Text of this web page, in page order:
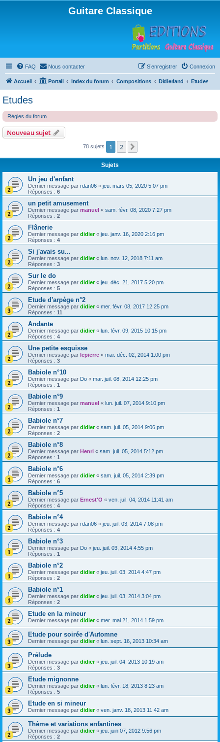
Guitare Classique
FAQ Nous contacter Connexion
S’enregistrer
Accueil Portail Index du forum Compositions Didierland Etudes
Etudes
Règles du forum
Nouveau sujet
78 sujets 1 2
Sujets
Un jeu d'enfant
Dernier message par rdan06 « jeu. mars 05, 2020 5:07 pm
Réponses : 6
un petit amusement
Dernier message par manuel « sam. févr. 08, 2020 7:27 pm
Réponses : 2
Flânerie
Dernier message par didier« jeu. janv. 16, 2020 2:16 pm
Réponses : 4
Si j'avais su...
Dernier message par didier« lun. nov. 12, 2018 7:11 am
Réponses : 3
Sur le do
Dernier message par didier« jeu. déc. 21, 2017 5:20 pm
Réponses : 5
Etude d'arpège n°2
Dernier message par didier« mer. févr. 08, 2017 12:25 pm
Réponses : 11
Andante
Dernier message par didier« lun. févr. 09, 2015 10:15 pm
Réponses : 4
Une petite esquisse
Dernier message par lepierre « mar. déc. 02, 2014 1:00 pm
Réponses : 3
Babiole n°10
Dernier message par Do « mar. juil. 08, 2014 12:25 pm
Réponses : 1
Babiole n°9
Dernier message par manuel « lun. juil. 07, 2014 9:10 pm
Réponses : 1
Babiole n°7
Dernier message par didier« sam. juil. 05, 2014 9:06 pm
Réponses : 2
Babiole n°8
Dernier message par Henri « sam. juil. 05, 2014 5:12 pm
Réponses : 1
Babiole n°6
Dernier message par didier« sam. juil. 05, 2014 2:39 pm
Réponses : 6
Babiole n°5
Dernier message par Ernest'O « ven. juil. 04, 2014 11:41 am
Réponses : 4
Babiole n°4
Dernier message par rdan06 « jeu. juil. 03, 2014 7:08 pm
Réponses : 4
Babiole n°3
Dernier message par Do « jeu. juil. 03, 2014 4:55 pm
Réponses : 1
Babiole n°2
Dernier message par didier« jeu. juil. 03, 2014 4:47 pm
Réponses : 2
Babiole n°1
Dernier message par didier« jeu. juil. 03, 2014 3:04 pm
Réponses : 2
Etude en la mineur
Dernier message par didier« mer. mai 21, 2014 1:59 pm
Etude pour soirée d'Automne
Dernier message par didier« lun. sept. 16, 2013 10:34 am
Prélude
Dernier message par didier« jeu. juil. 04, 2013 10:19 am
Réponses : 3
Etude mignonne
Dernier message par didier« lun. févr. 18, 2013 8:23 am
Réponses : 5
Etude en si mineur
Dernier message par didier« ven. janv. 18, 2013 11:42 am
Thème et variations enfantines
Dernier message par didier« jeu. juin 07, 2012 9:56 pm
Réponses : 2